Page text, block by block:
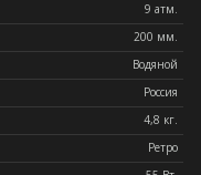
9 атм.
200 мм.
Водяной
Россия
4,8 кг.
Ретро